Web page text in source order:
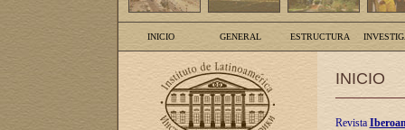
INICIO GENERAL ESTRUCTURA
INICIO
Revista